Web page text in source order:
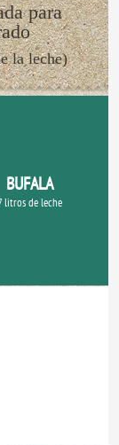
para
la leche)
BUFALA
litros de leche